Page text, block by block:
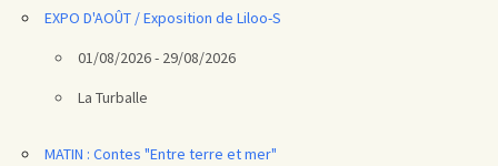
EXPO D'AOÛT / Exposition de Liloo-S
01/08/2026 - 29/08/2026
La Turballe
MATIN : Contes "Entre terre et mer"